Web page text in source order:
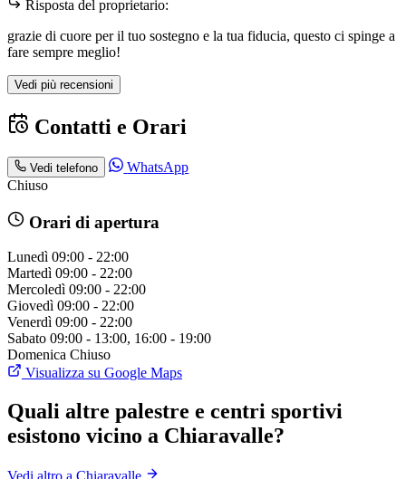
Risposta del proprietario:
grazie di cuore per il tuo sostegno e la tua fiducia, questo ci spinge a
fare sempre meglio!
Vedi più recensioni
Contatti e Orari
Vedi telefono
WhatsApp
Chiuso
Orari di apertura
Lunedì 09:00 - 22:00
Martedì 09:00 - 22:00
Mercoledì 09:00 - 22:00
Giovedì 09:00 - 22:00
Venerdì 09:00 - 22:00
Sabato 09:00 - 13:00, 16:00 - 19:00
Domenica Chiuso
Visualizza su Google Maps
Quali altre palestre e centri sportivi
esistono vicino a Chiaravalle?
Vedi altro a Chiaravalle